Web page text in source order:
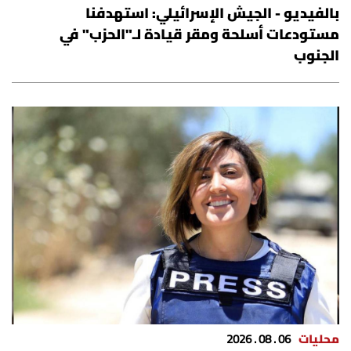
بالفيديو - الجيش الإسرائيلي: استهدفنا
مستودعات أسلحة ومقر قيادة لـ"الحزب" في
الجنوب
محليات 06 . 08 . 2026